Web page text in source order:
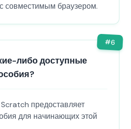
совместимым браузером.
#6
либо доступные
предоставляет
для начинающих этой